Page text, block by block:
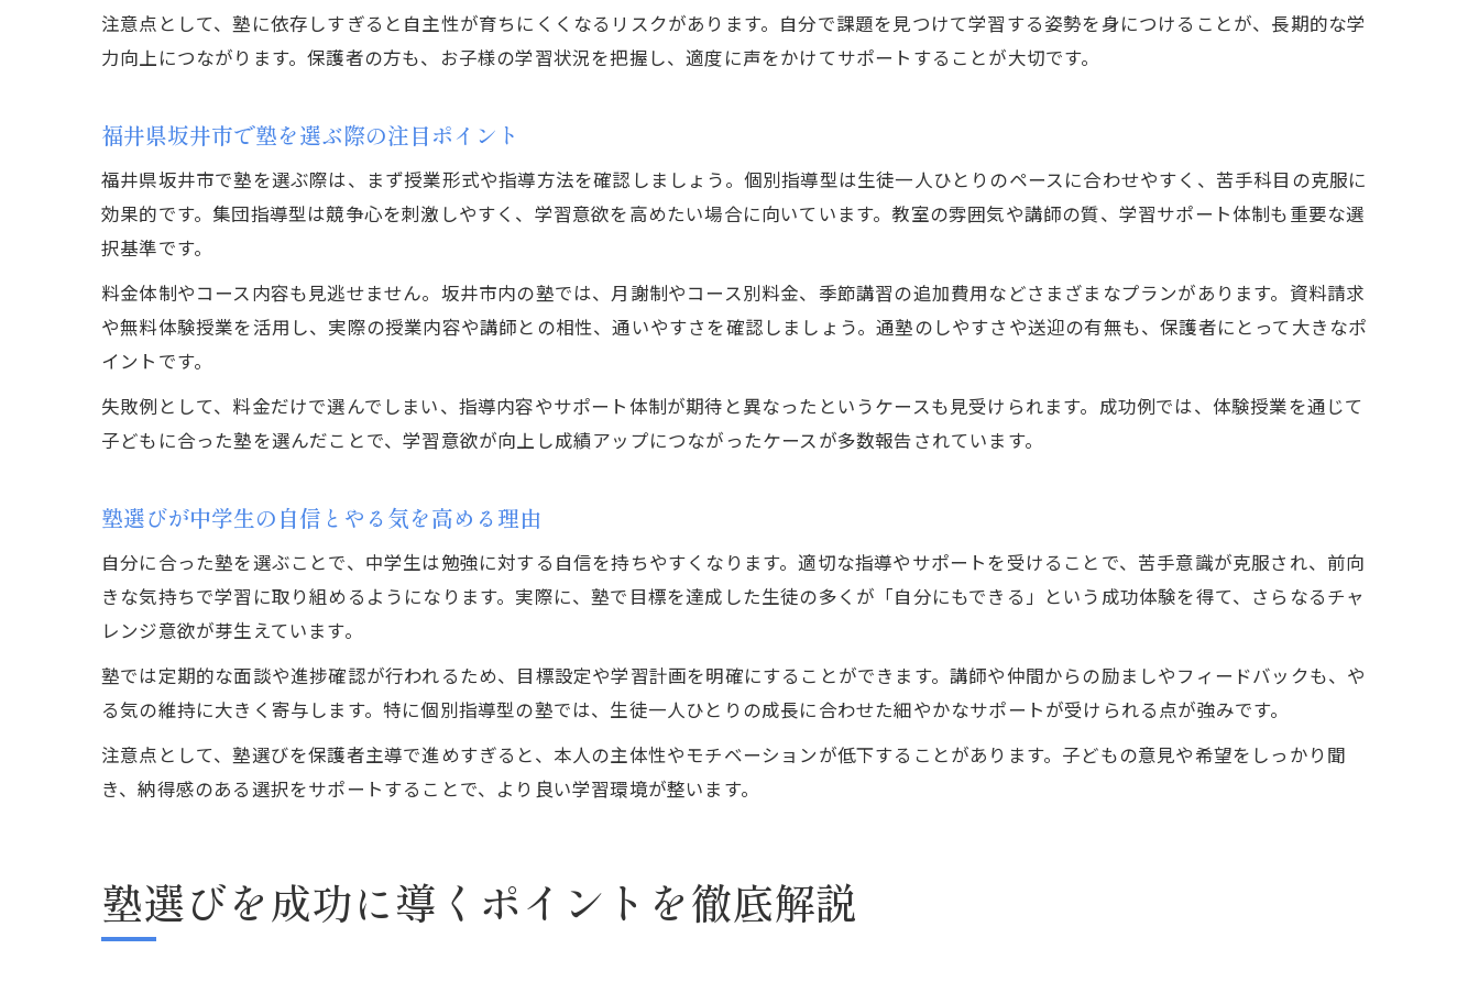
体験授業の感想を塾選びにどう活かすか
注意点として、塾に依存しすぎると自主性が育ちにくくなるリスクがあります。自分で課題を見つけて学習する姿勢を身につけることが、長期的な学
力向上につながります。保護者の方も、お子様の学習状況を把握し、適度に声をかけてサポートすることが大切です。
福井県坂井市で塾を選ぶ際の注目ポイント
福井県坂井市で塾を選ぶ際は、まず授業形式や指導方法を確認しましょう。個別指導型は生徒一人ひとりのペースに合わせやすく、苦手科目の克服に
効果的です。集団指導型は競争心を刺激しやすく、学習意欲を高めたい場合に向いています。教室の雰囲気や講師の質、学習サポート体制も重要な選
択基準です。
料金体制やコース内容も見逃せません。坂井市内の塾では、月謝制やコース別料金、季節講習の追加費用などさまざまなプランがあります。資料請求
や無料体験授業を活用し、実際の授業内容や講師との相性、通いやすさを確認しましょう。通塾のしやすさや送迎の有無も、保護者にとって大きなポ
イントです。
失敗例として、料金だけで選んでしまい、指導内容やサポート体制が期待と異なったというケースも見受けられます。成功例では、体験授業を通じて
子どもに合った塾を選んだことで、学習意欲が向上し成績アップにつながったケースが多数報告されています。
塾選びが中学生の自信とやる気を高める理由
自分に合った塾を選ぶことで、中学生は勉強に対する自信を持ちやすくなります。適切な指導やサポートを受けることで、苦手意識が克服され、前向
きな気持ちで学習に取り組めるようになります。実際に、塾で目標を達成した生徒の多くが「自分にもできる」という成功体験を得て、さらなるチャ
レンジ意欲が芽生えています。
塾では定期的な面談や進捗確認が行われるため、目標設定や学習計画を明確にすることができます。講師や仲間からの励ましやフィードバックも、や
る気の維持に大きく寄与します。特に個別指導型の塾では、生徒一人ひとりの成長に合わせた細やかなサポートが受けられる点が強みです。
注意点として、塾選びを保護者主導で進めすぎると、本人の主体性やモチベーションが低下することがあります。子どもの意見や希望をしっかり聞
き、納得感のある選択をサポートすることで、より良い学習環境が整います。
塾選びを成功に導くポイントを徹底解説